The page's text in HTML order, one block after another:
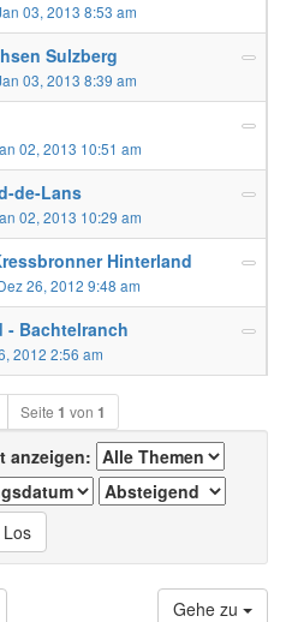
03, 2013 8:53 am
Sulzberg
03, 2013 8:39 am
02, 2013 10:51 am
de-Lans
02, 2013 10:29 am
Hinterland
26, 2012 9:48 am
- Bachtelranch
2012 2:56 am
Seite 1 von 1
anzeigen:
Gehe zu